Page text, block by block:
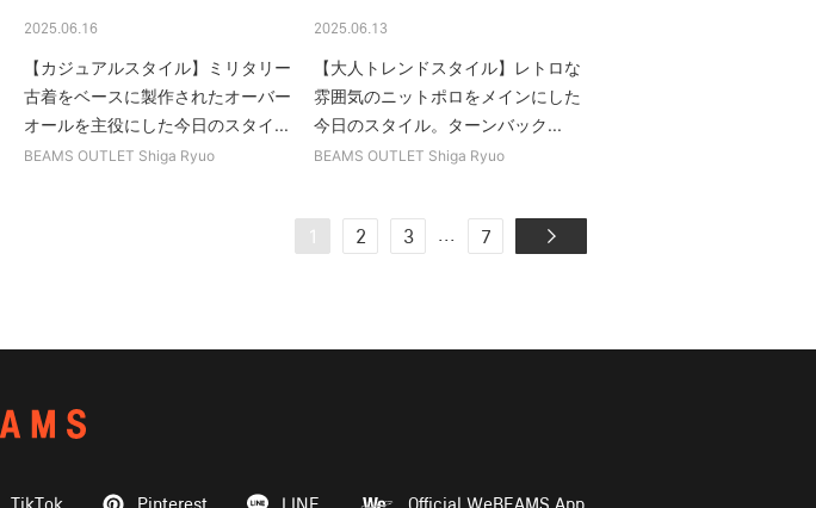
2025.06.16
【カジュアルスタイル】ミリタリー
古着をベースに製作されたオーバー
オールを主役にした今日のスタイ...
BEAMS OUTLET Shiga Ryuo
2025.06.13
【大人トレンドスタイル】レトロな
雰囲気のニットポロをメインにした
今日のスタイル。ターンバック...
BEAMS OUTLET Shiga Ryuo
1 2 3 ... 7